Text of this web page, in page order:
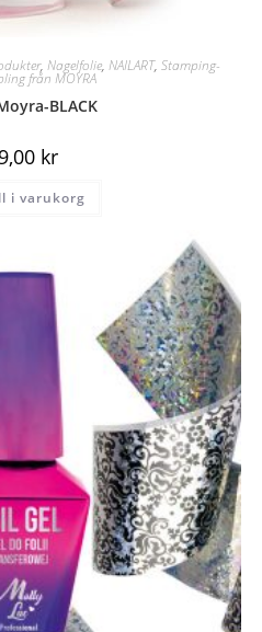
, Nagelfolie, NAILART, Stamping-
från MOYRA
BLACK
kr
i varukorg